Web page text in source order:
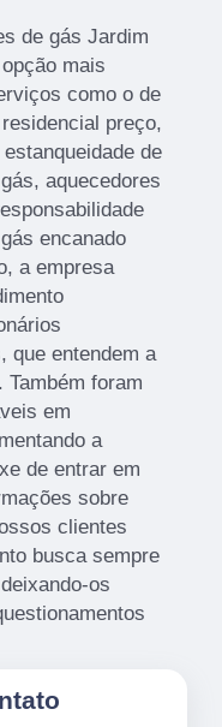
de gás Jardim
mais
como o de
preço,
de
aquecedores
encanado
a empresa
que entendem a
foram
em
a
de entrar em
sobre
clientes
busca sempre
os